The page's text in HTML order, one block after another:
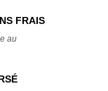
FRAIS
au